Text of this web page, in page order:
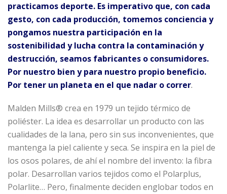
practicamos deporte. Es imperativo que, con cada
gesto, con cada producción, tomemos conciencia y
pongamos nuestra participación en la
sostenibilidad y lucha contra la contaminación y
destrucción, seamos fabricantes o consumidores.
Por nuestro bien y para nuestro propio beneficio.
Por tener un planeta en el que nadar o correr.
Malden Mills® crea en 1979 un tejido térmico de
poliéster. La idea es desarrollar un producto con las
cualidades de la lana, pero sin sus inconvenientes, que
mantenga la piel caliente y seca. Se inspira en la piel de
los osos polares, de ahí el nombre del invento: la fibra
polar. Desarrollan varios tejidos como el Polarplus,
Polarlite… Pero, finalmente deciden englobar todos en